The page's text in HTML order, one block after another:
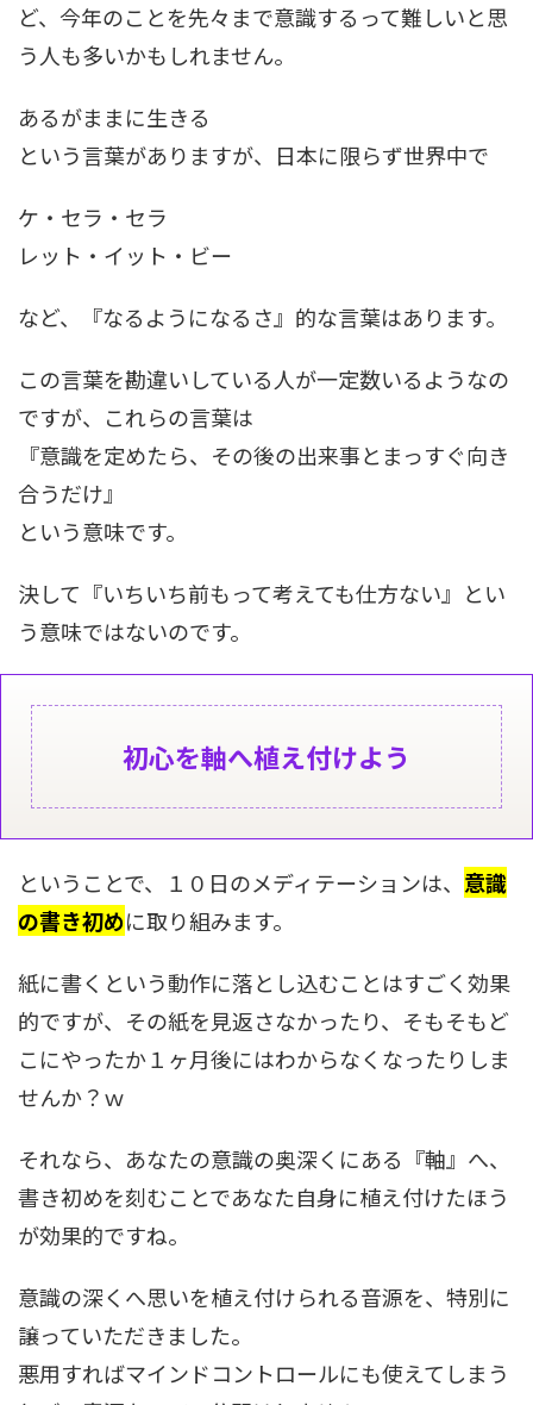
ど、今年のことを先々まで意識するって難しいと思
う人も多いかもしれません。
あるがままに生きる
という言葉がありますが、日本に限らず世界中で
ケ・セラ・セラ
レット・イット・ビー
など、『なるようになるさ』的な言葉はあります。
この言葉を勘違いしている人が一定数いるようなの
ですが、これらの言葉は
『意識を定めたら、その後の出来事とまっすぐ向き
合うだけ』
という意味です。
決して『いちいち前もって考えても仕方ない』とい
う意味ではないのです。
初心を軸へ植え付けよう
ということで、１０日のメディテーションは、 意識
の書き初めに取り組みます。
紙に書くという動作に落とし込むことはすごく効果
的ですが、その紙を見返さなかったり、そもそもど
こにやったか１ヶ月後にはわからなくなったりしま
せんか？ｗ
それなら、あなたの意識の奥深くにある『軸』へ、
書き初めを刻むことであなた自身に植え付けたほう
が効果的ですね。
意識の深くへ思いを植え付けられる音源を、特別に
譲っていただきました。
悪用すればマインドコントロールにも使えてしまう